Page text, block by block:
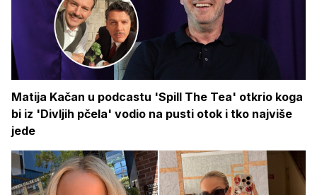
Matija Kačan u podcastu 'Spill The Tea' otkrio koga
bi iz 'Divljih pčela' vodio na pusti otok i tko najviše
jede